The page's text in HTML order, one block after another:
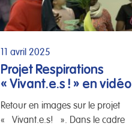
11 avril 2025
Projet Respirations
« Vivant.e.s ! » en vidéo
Retour en images sur le projet
« Vivant.e.s! ». Dans le cadre